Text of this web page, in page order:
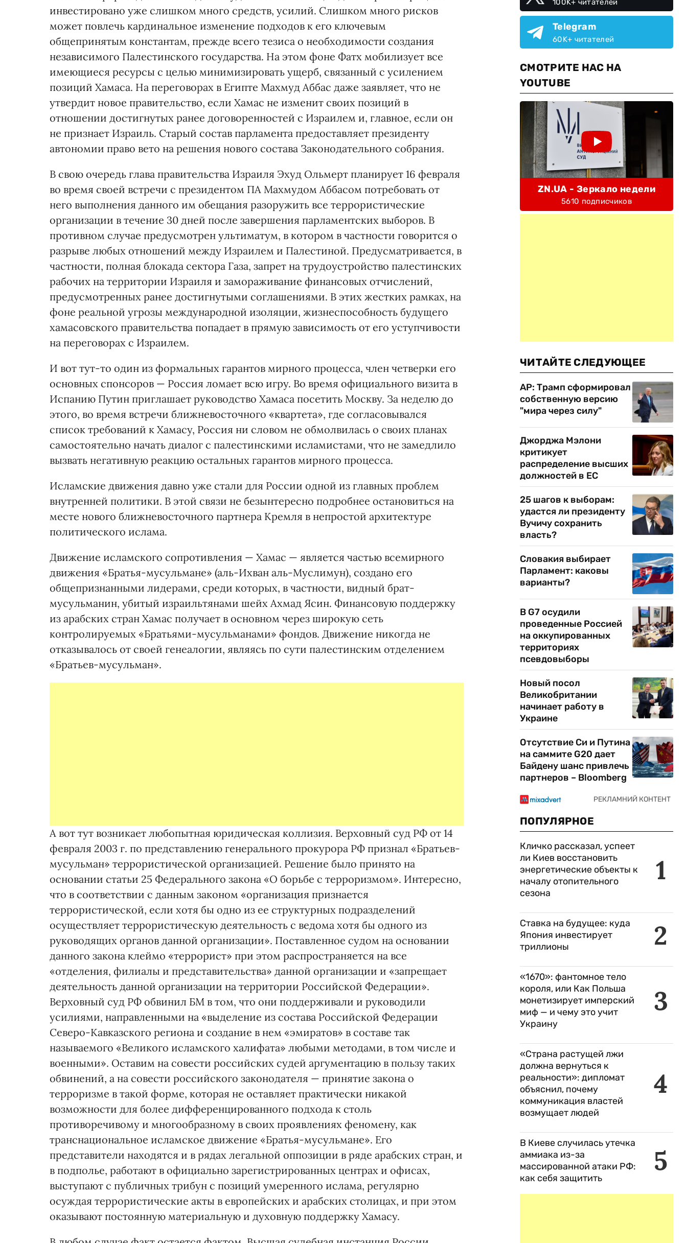
инвестировано уже слишком много средств, усилий. Слишком много рисков
может повлечь кардинальное изменение подходов к его ключевым
общепринятым константам, прежде всего тезиса о необходимости создания
независимого Палестинского государства. На этом фоне Фатх мобилизует все
имеющиеся ресурсы с целью минимизировать ущерб, связанный с усилением
позиций Хамаса. На переговорах в Египте Махмуд Аббас даже заявляет, что не
утвердит новое правительство, если Хамас не изменит своих позиций в
отношении достигнутых ранее договоренностей с Израилем и, главное, если он
не признает Израиль. Старый состав парламента предоставляет президенту
автономии право вето на решения нового состава Законодательного собрания.
В свою очередь глава правительства Израиля Эхуд Ольмерт планирует 16 февраля
во время своей встречи с президентом ПА Махмудом Аббасом потребовать от
него выполнения данного им обещания разоружить все террористические
организации в течение 30 дней после завершения парламентских выборов. В
противном случае предусмотрен ультиматум, в котором в частности говорится о
разрыве любых отношений между Израилем и Палестиной. Предусматривается, в
частности, полная блокада сектора Газа, запрет на трудоустройство палестинских
рабочих на территории Израиля и замораживание финансовых отчислений,
предусмотренных ранее достигнутыми соглашениями. В этих жестких рамках, на
фоне реальной угрозы международной изоляции, жизнеспособность будущего
хамасовского правительства попадает в прямую зависимость от его уступчивости
на переговорах с Израилем.
И вот тут-то один из формальных гарантов мирного процесса, член четверки его
основных спонсоров — Россия ломает всю игру. Во время официального визита в
Испанию Путин приглашает руководство Хамаса посетить Москву. За неделю до
этого, во время встречи ближневосточного «квартета», где согласовывался
список требований к Хамасу, Россия ни словом не обмолвилась о своих планах
самостоятельно начать диалог с палестинскими исламистами, что не замедлило
вызвать негативную реакцию остальных гарантов мирного процесса.
Исламские движения давно уже стали для России одной из главных проблем
внутренней политики. В этой связи не безынтересно подробнее остановиться на
месте нового ближневосточного партнера Кремля в непростой архитектуре
политического ислама.
Движение исламского сопротивления — Хамас — является частью всемирного
движения «Братья-мусульмане» (аль-Ихван аль-Муслимун), создано его
общепризнанными лидерами, среди которых, в частности, видный брат-
мусульманин, убитый израильтянами шейх Ахмад Ясин. Финансовую поддержку
из арабских стран Хамас получает в основном через широкую сеть
контролируемых «Братьями-мусульманами» фондов. Движение никогда не
отказывалось от своей генеалогии, являясь по сути палестинским отделением
«Братьев-мусульман».
А вот тут возникает любопытная юридическая коллизия. Верховный суд РФ от 14
февраля 2003 г. по представлению генерального прокурора РФ признал «Братьев-
мусульман» террористической организацией. Решение было принято на
основании статьи 25 Федерального закона «О борьбе с терроризмом». Интересно,
что в соответствии с данным законом «организация признается
террористической, если хотя бы одно из ее структурных подразделений
осуществляет террористическую деятельность с ведома хотя бы одного из
руководящих органов данной организации». Поставленное судом на основании
данного закона клеймо «террорист» при этом распространяется на все
«отделения, филиалы и представительства» данной организации и «запрещает
деятельность данной организации на территории Российской Федерации».
Верховный суд РФ обвинил БМ в том, что они поддерживали и руководили
усилиями, направленными на «выделение из состава Российской Федерации
Северо-Кавказского региона и создание в нем «эмиратов» в составе так
называемого «Великого исламского халифата» любыми методами, в том числе и
военными». Оставим на совести российских судей аргументацию в пользу таких
обвинений, а на совести российского законодателя — принятие закона о
терроризме в такой форме, которая не оставляет практически никакой
возможности для более дифференцированного подхода к столь
противоречивому и многообразному в своих проявлениях феномену, как
транснациональное исламское движение «Братья-мусульмане». Его
представители находятся и в рядах легальной оппозиции в ряде арабских стран, и
в подполье, работают в официально зарегистрированных центрах и офисах,
выступают с публичных трибун с позиций умеренного ислама, регулярно
осуждая террористические акты в европейских и арабских столицах, и при этом
оказывают постоянную материальную и духовную поддержку Хамасу.
100K+ читателей
Telegram
60K+ читателей
СМОТРИТЕ НАС НА
YOUTUBE
ZN.UA - Зеркало недели
5610 подписчиков
ЧИТАЙТЕ СЛЕДУЮЩЕЕ
AP: Трамп сформировал
собственную версию
"мира через силу"
Джорджа Мэлони
критикует
распределение высших
должностей в ЕС
25 шагов к выборам:
удастся ли президенту
Вучичу сохранить
власть?
Словакия выбирает
Парламент: каковы
варианты?
В G7 осудили
проведенные Россией
на оккупированных
территориях
псевдовыборы
Новый посол
Великобритании
начинает работу в
Украине
Отсутствие Си и Путина
на саммите G20 дает
Байдену шанс привлечь
партнеров – Bloomberg
ПОПУЛЯРНОЕ
1
Кличко рассказал, успеет
ли Киев восстановить
энергетические объекты к
началу отопительного
сезона
2
Ставка на будущее: куда
Япония инвестирует
триллионы
3
«1670»: фантомное тело
короля, или Как Польша
монетизирует имперский
миф — и чему это учит
Украину
4
«Страна растущей лжи
должна вернуться к
реальности»: дипломат
объяснил, почему
коммуникация властей
возмущает людей
5
В Киеве случилась утечка
аммиака из-за
массированной атаки РФ:
как себя защитить